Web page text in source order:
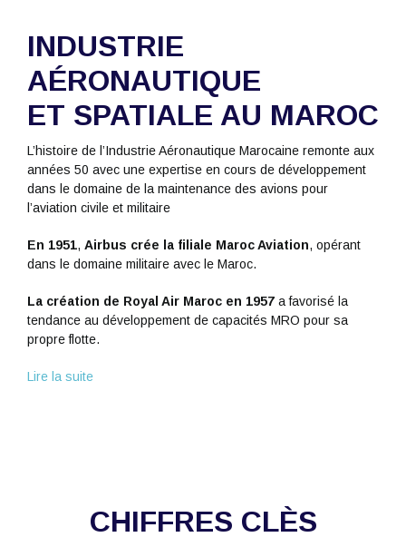
INDUSTRIE
AÉRONAUTIQUE
ET SPATIALE AU MAROC
L’histoire de l’Industrie Aéronautique Marocaine remonte aux
années 50 avec une expertise en cours de développement
dans le domaine de la maintenance des avions pour
l’aviation civile et militaire
En 1951, Airbus crée la filiale Maroc Aviation, opérant
dans le domaine militaire avec le Maroc.
La création de Royal Air Maroc en 1957a favorisé la
tendance au développement de capacités MRO pour sa
propre flotte.
Lire la suite
CHIFFRES CLÈS